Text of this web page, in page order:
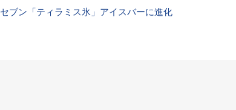
セブン「ティラミス氷」アイスバーに進化